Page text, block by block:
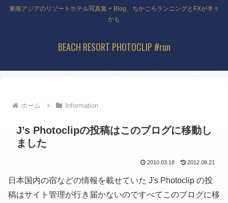
東南アジアのリゾートホテル写真集 + Blog、ちかごろランニングとFXが半々
かも
BEACH RESORT PHOTOCLIP #run
ホーム Information
J’s Photoclipの投稿はこのブログに移動し
ました
2010.03.18 2012.08.21
日本国内の宿などの情報を載せていた J's Photoclip の投
稿はサイト管理が行き届かないのですべてこのブログに移